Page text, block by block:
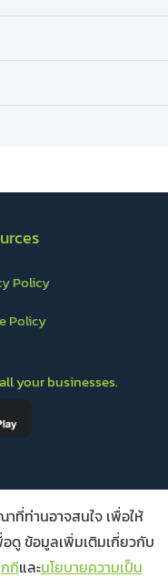
าที่ท่านอาจสนใจ เพื่อให้
ดู ข้อมูลเพิ่มเติมเกี่ยวกับ
กีและนโยบายความเป็น
Policy
Policy
your businesses.